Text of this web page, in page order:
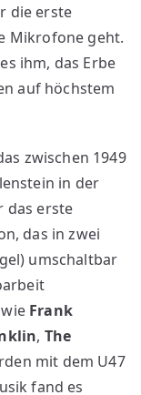
die erste
Mikrofone geht.
ihm, das Erbe
auf höchstem
zwischen 1949
in der
das erste
das in zwei
umschaltbar
Frank
, The
mit dem U47
fand es